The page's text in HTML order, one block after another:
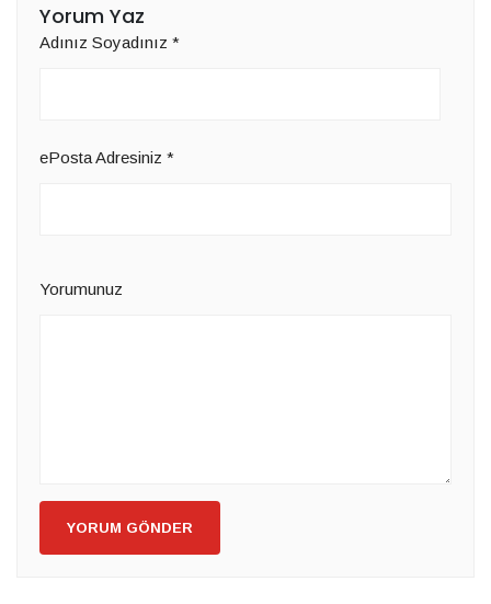
Yorum Yaz
Adınız Soyadınız *
ePosta Adresiniz *
Yorumunuz
YORUM GÖNDER